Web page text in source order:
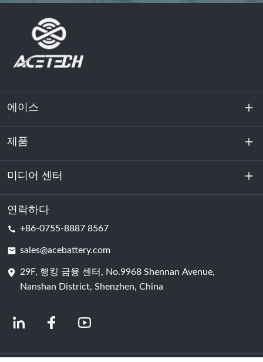
에이스
회사 소개
지속 가능성
제품
에너지 저장
데이터센터 및 서버실
배터리 셀
미디어 센터
소식
연락하다
+86-0755-8887 8567
sales@acebattery.com
29F, 행킹 금융 센터, No.9968 Shennan Avenue,
Nanshan District, Shenzhen, China